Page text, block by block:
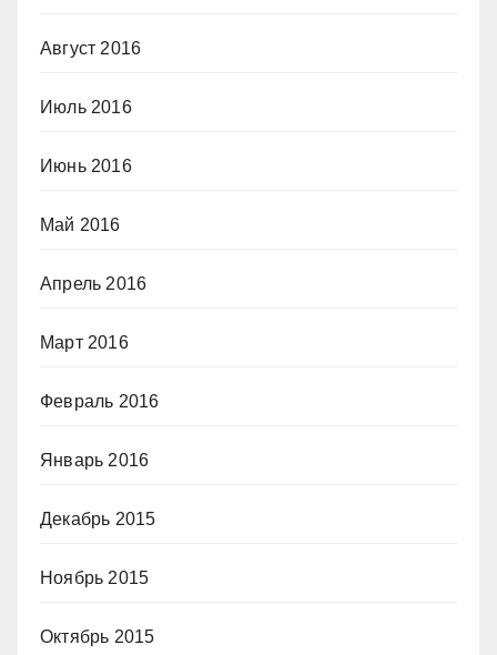
Август 2016
Июль 2016
Июнь 2016
Май 2016
Апрель 2016
Март 2016
Февраль 2016
Январь 2016
Декабрь 2015
Ноябрь 2015
Октябрь 2015